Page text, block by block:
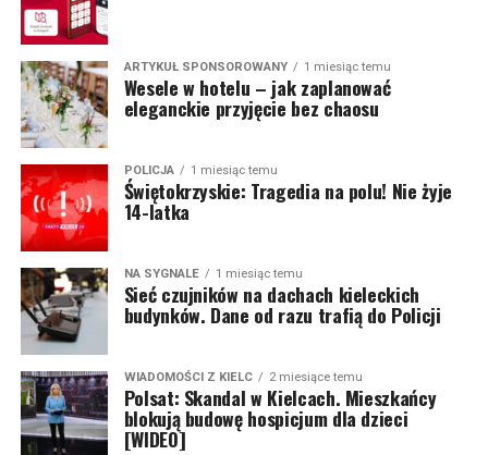
ARTYKUŁ SPONSOROWANY 1 miesiąc temu
Wesele w hotelu – jak zaplanować
eleganckie przyjęcie bez chaosu
POLICJA 1 miesiąc temu
Świętokrzyskie: Tragedia na polu! Nie żyje
14-latka
NA SYGNALE 1 miesiąc temu
Sieć czujników na dachach kieleckich
budynków. Dane od razu trafią do Policji
WIADOMOŚCI Z KIELC 2 miesiące temu
Polsat: Skandal w Kielcach. Mieszkańcy
blokują budowę hospicjum dla dzieci
[WIDEO]